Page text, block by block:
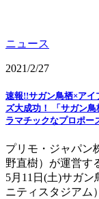
ニュース
2021/2/27
速報!!サガン鳥栖×ア
ズ大成功！ 「サガン
ラマチックなプロポー
プリモ・ジャパン
野直樹）が運営す
5月11日(土)サガ
ニティスタジアム